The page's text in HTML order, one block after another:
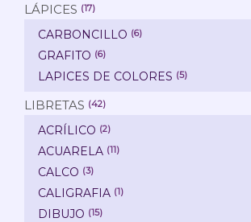
LÁPICES (17)
CARBONCILLO (6)
GRAFITO (6)
LAPICES DE COLORES (5)
LIBRETAS (42)
ACRÍLICO (2)
ACUARELA (11)
CALCO (3)
CALIGRAFIA (1)
DIBUJO (15)